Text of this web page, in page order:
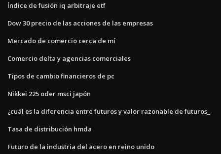
Índice de fusión iq arbitraje etf
Dow 30 precio de las acciones de las empresas
Mercado de comercio cerca de mí
Comercio delta y agencias comerciales
Tipos de cambio financieros de pc
Nikkei 225 oder msci japón
¿cuál es la diferencia entre futuros y valor razonable de futuros_
Tasa de distribución hmda
Futuro de la industria del acero en reino unido